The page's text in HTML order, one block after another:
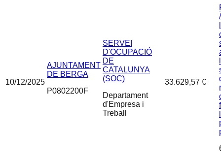
10/12/2025
AJUNTAMENT
DE BERGA
P0802200F
SERVEI
D'OCUPACIÓ
DE
CATALUNYA
(SOC)
Departament
d'Empresa i
Treball
33.629,57 €